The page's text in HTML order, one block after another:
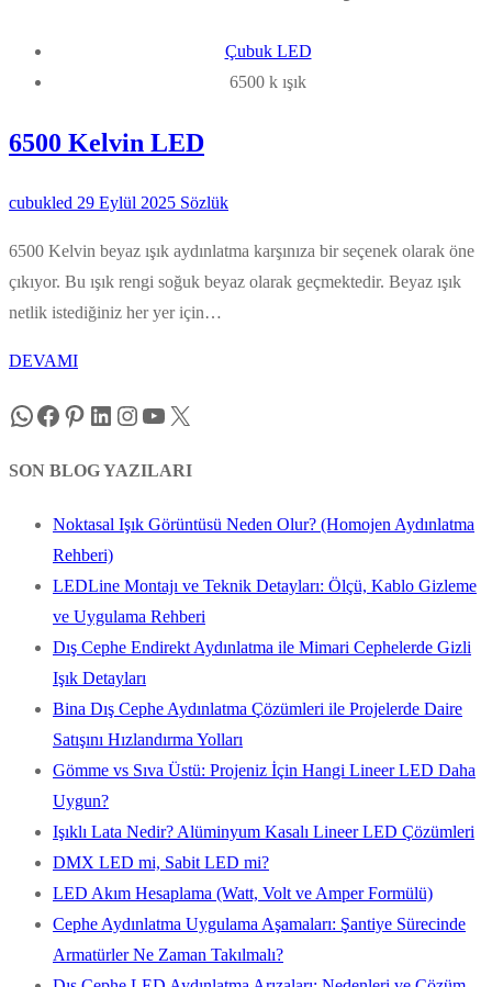
Çubuk LED
6500 k ışık
6500 Kelvin LED
cubukled 29 Eylül 2025 Sözlük
6500 Kelvin beyaz ışık aydınlatma karşınıza bir seçenek olarak öne
çıkıyor. Bu ışık rengi soğuk beyaz olarak geçmektedir. Beyaz ışık
netlik istediğiniz her yer için…
DEVAMI
WhatsApp
Facebook
Pinterest
LinkedIn
Instagram
YouTube
X
SON BLOG YAZILARI
Noktasal Işık Görüntüsü Neden Olur? (Homojen Aydınlatma
Rehberi)
LEDLine Montajı ve Teknik Detayları: Ölçü, Kablo Gizleme
ve Uygulama Rehberi
Dış Cephe Endirekt Aydınlatma ile Mimari Cephelerde Gizli
Işık Detayları
Bina Dış Cephe Aydınlatma Çözümleri ile Projelerde Daire
Satışını Hızlandırma Yolları
Gömme vs Sıva Üstü: Projeniz İçin Hangi Lineer LED Daha
Uygun?
Işıklı Lata Nedir? Alüminyum Kasalı Lineer LED Çözümleri
DMX LED mi, Sabit LED mi?
LED Akım Hesaplama (Watt, Volt ve Amper Formülü)
Cephe Aydınlatma Uygulama Aşamaları: Şantiye Sürecinde
Armatürler Ne Zaman Takılmalı?